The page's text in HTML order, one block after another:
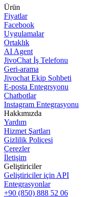
Ürün
Fiyatlar
Facebook
Uygulamalar
Ortaklık
AI Agent
JivoChat İş Telefonu
Geri-arama
Jivochat Ekip Sohbeti
E-posta Entegrsyonu
Chatbotlar
Instagram Entegrasyonu
Hakkımızda
Yardım
Hizmet Şartları
Gizlilik Poliçesi
Çerezler
İletişim
Geliştiriciler
Geliştiriciler için API
Entegrasyonlar
+90 (850) 888 52 06